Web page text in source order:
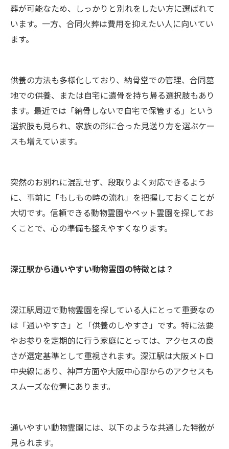
葬が可能なため、しっかりと別れをしたい方に選ばれて
います。一方、合同火葬は費用を抑えたい人に向いてい
ます。
供養の方法も多様化しており、納骨堂での管理、合同墓
地での供養、または自宅に遺骨を持ち帰る選択肢もあり
ます。最近では「納骨しないで自宅で保管する」という
選択肢も見られ、家族の形に合った見送り方を選ぶケー
スも増えています。
突然のお別れに混乱せず、段取りよく対応できるよう
に、事前に「もしもの時の流れ」を把握しておくことが
大切です。信頼できる動物霊園やペット霊園を探してお
くことで、心の準備も整えやすくなります。
深江駅から通いやすい動物霊園の特徴とは？
深江駅周辺で動物霊園を探している人にとって重要なの
は「通いやすさ」と「供養のしやすさ」です。特に法要
やお参りを定期的に行う家庭にとっては、アクセスの良
さが選定基準として重視されます。深江駅は大阪メトロ
中央線にあり、神戸方面や大阪中心部からのアクセスも
スムーズな位置にあります。
通いやすい動物霊園には、以下のような共通した特徴が
見られます。